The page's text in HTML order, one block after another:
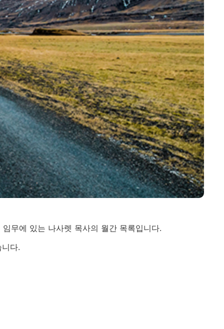
무에 있는 나사렛 목사의 월간 목록입니다.
다.